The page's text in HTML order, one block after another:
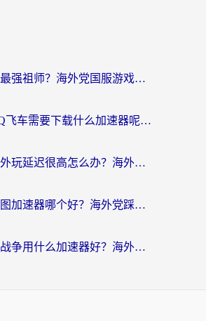
德国怎么玩最强祖师？海外党国服游戏加速器选择全攻略（附宝可梦Online实测）
在国外玩QQ飞车需要下载什么加速器呢？海外党亲测有效的国服游戏加速指南
雪糕工厂国外玩延迟很高怎么办？海外玩家国服游戏加速终极攻略（附实测推荐）
打江南百景图加速器哪个好？海外党踩坑N次后，终于找到不卡的秘诀
非洲玩装甲战争用什么加速器好？海外党亲测有效的国服游戏加速方案